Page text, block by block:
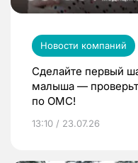
Новости компаний
Сделайте первый
малыша —
по ОМС!
13:10 / 23.07.26